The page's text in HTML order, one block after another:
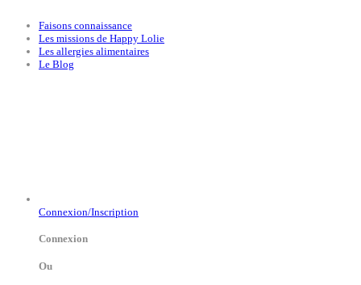
Faisons connaissance
Les missions de Happy Lolie
Les allergies alimentaires
Le Blog
Connexion/Inscription
Connexion
Ou